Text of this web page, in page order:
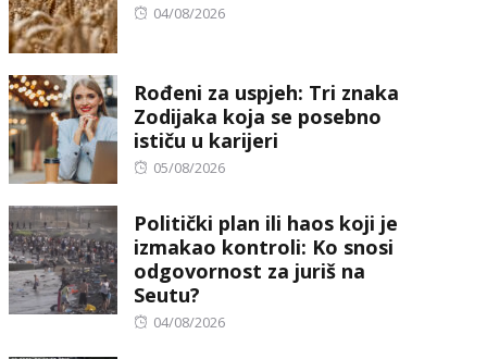
Posted
04/08/2026
Rođeni za uspjeh: Tri znaka
Zodijaka koja se posebno
ističu u karijeri
Posted
05/08/2026
Politički plan ili haos koji je
izmakao kontroli: Ko snosi
odgovornost za juriš na
Seutu?
Posted
04/08/2026